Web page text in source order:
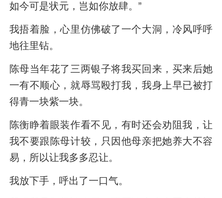
如今可是状元，岂如你放肆。”
我捂着脸，心里仿佛破了一个大洞，冷风呼呼
地往里钻。
陈母当年花了三两银子将我买回来，买来后她
一有不顺心，就辱骂殴打我，我身上早已被打
得青一块紫一块。
陈衡睁着眼装作看不见，有时还会劝阻我，让
我不要跟陈母计较，只因他母亲把她养大不容
易，所以让我多多忍让。
我放下手，呼出了一口气。